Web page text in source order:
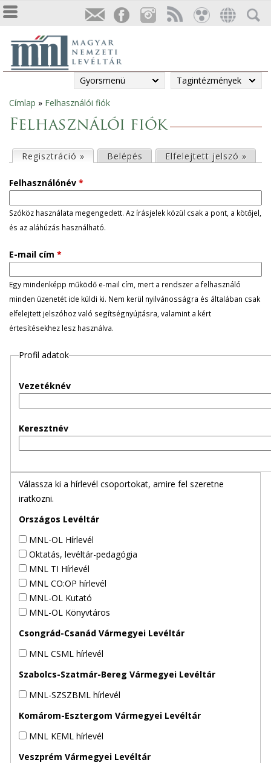
Gyorsmenü Tagintézmények
Jelenlegi
hely
Címlap » Felhasználói fiók
Felhasználói fiók
l
s
ő
d
l
e
g
e
Regisztráció » (aktív fül)
Belépés Elfelejtett jelszó »
Felhasználónév *
Szóköz használata megengedett. Az írásjelek közül csak a pont, a kötőjel,
és az aláhúzás használható.
E-mail cím *
Egy mindenképp működő e-mail cím, mert a rendszer a felhasználó
minden üzenetét ide küldi ki. Nem kerül nyilvánosságra és általában csak
elfelejtett jelszóhoz való segítségnyújtásra, valamint a kért
értesítésekhez lesz használva.
Profil adatok
Vezetéknév
Keresztnév
Válassza ki a hírlevél csoportokat, amire fel szeretne
iratkozni.
Országos Levéltár
MNL-OL Hírlevél
Oktatás, levéltár-pedagógia
MNL TI Hírlevél
MNL CO:OP hírlevél
MNL-OL Kutató
MNL-OL Könyvtáros
Csongrád-Csanád Vármegyei Levéltár
MNL CSML hírlevél
Szabolcs-Szatmár-Bereg Vármegyei Levéltár
MNL-SZSZBML hírlevél
Komárom-Esztergom Vármegyei Levéltár
MNL KEML hírlevél
Veszprém Vármegyei Levéltár